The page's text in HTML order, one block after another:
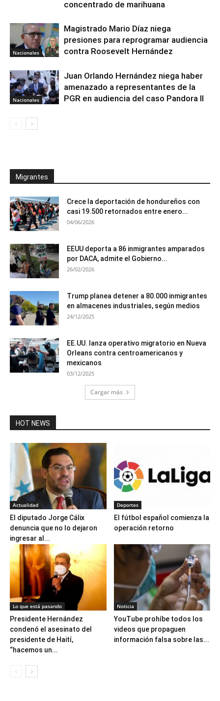
concentrado de marihuana
Nacionales
Magistrado Mario Díaz niega
presiones para reprogramar audiencia
contra Roosevelt Hernández
Nacionales
Juan Orlando Hernández niega haber
amenazado a representantes de la
PGR en audiencia del caso Pandora II
Migrantes
Crece la deportación de hondureños con
casi 19.500 retornados entre enero...
04/06/2026
EEUU deporta a 86 inmigrantes amparados
por DACA, admite el Gobierno...
26/02/2026
Trump planea detener a 80.000 inmigrantes
en almacenes industriales, según medios
24/12/2025
EE.UU. lanza operativo migratorio en Nueva
Orleans contra centroamericanos y
mexicanos
03/12/2025
Cargar más
HOT NEWS
Actualidad
El diputado Jorge Cálix
denuncia que no lo dejaron
ingresar al...
Deportes
El fútbol español comienza la
operación retorno
Lo que está pasando
Presidente Hernández
condenó el asesinato del
presidente de Haití,
“hacemos un...
Noticia
YouTube prohíbe todos los
videos que propaguen
información falsa sobre las...